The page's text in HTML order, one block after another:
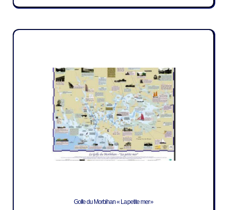
Golfe du Morbihan « La petite mer »